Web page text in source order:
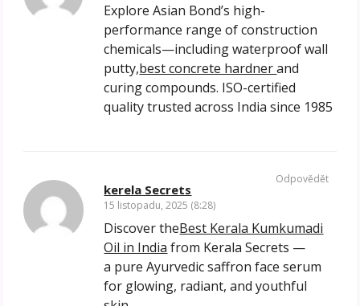
Explore Asian Bond’s high-
performance range of construction
chemicals—including waterproof wall
putty,best concrete hardnerand
curing compounds. ISO-certified
quality trusted across India since 1985
kerela Secrets
15 listopadu, 2025 (8:28)
Discover theBest Kerala Kumkumadi
Oil in India from Kerala Secrets —
a pure Ayurvedic saffron face serum
for glowing, radiant, and youthful
Odpovědět